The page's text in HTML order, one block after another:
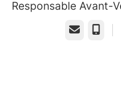
Responsable Avant-
E-mail